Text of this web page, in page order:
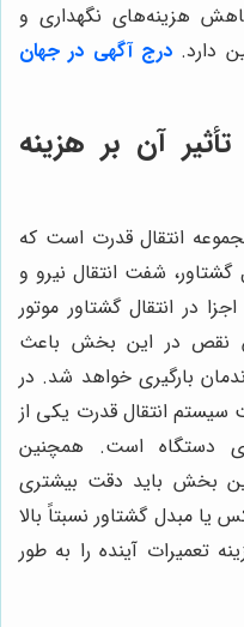
هزینه‌های نگهداری و
دارد.درج آگهی در جهان
آن بر هزینه
انتقال قدرت است که
شفت انتقال نیرو و
در انتقال گشتاور موتور
نقص در این بخش باعث
بارگیری خواهد شد. در
سیستم انتقال قدرت یکی از
دستگاه است. همچنین
بخش باید دقت بیشتری
یا مبدل گشتاور نسبتاً بالا
تعمیرات آینده را به طور